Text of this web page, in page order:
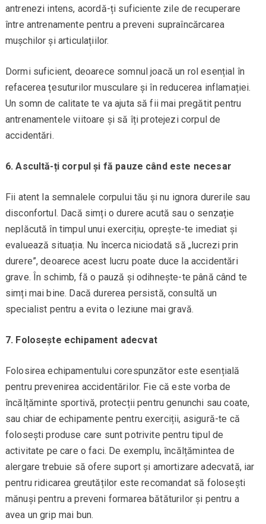
antrenezi intens, acordă-ți suficiente zile de recuperare
între antrenamente pentru a preveni supraîncărcarea
mușchilor și articulațiilor.
Dormi suficient, deoarece somnul joacă un rol esențial în
refacerea țesuturilor musculare și în reducerea inflamației.
Un somn de calitate te va ajuta să fii mai pregătit pentru
antrenamentele viitoare și să îți protejezi corpul de
accidentări.
6. Ascultă-ți corpul și fă pauze când este necesar
Fii atent la semnalele corpului tău și nu ignora durerile sau
disconfortul. Dacă simți o durere acută sau o senzație
neplăcută în timpul unui exercițiu, oprește-te imediat și
evaluează situația. Nu încerca niciodată să „lucrezi prin
durere”, deoarece acest lucru poate duce la accidentări
grave. În schimb, fă o pauză și odihnește-te până când te
simți mai bine. Dacă durerea persistă, consultă un
specialist pentru a evita o leziune mai gravă.
7. Folosește echipament adecvat
Folosirea echipamentului corespunzător este esențială
pentru prevenirea accidentărilor. Fie că este vorba de
încălțăminte sportivă, protecții pentru genunchi sau coate,
sau chiar de echipamente pentru exerciții, asigură-te că
folosești produse care sunt potrivite pentru tipul de
activitate pe care o faci. De exemplu, încălțămintea de
alergare trebuie să ofere suport și amortizare adecvată, iar
pentru ridicarea greutăților este recomandat să folosești
mănuși pentru a preveni formarea bătăturilor și pentru a
avea un grip mai bun.